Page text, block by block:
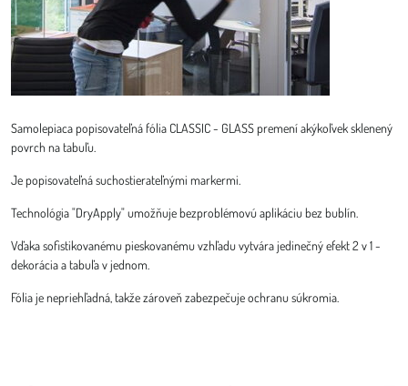
Samolepiaca popisovateľná fólia CLASSIC - GLASS premení akýkoľvek sklenený
povrch na tabuľu.
Je popisovateľná suchostierateľnými markermi.
Technológia "DryApply" umožňuje bezproblémovú aplikáciu bez bublín.
Vďaka sofistikovanému pieskovanému vzhľadu vytvára jedinečný efekt 2 v 1 -
dekorácia a tabuľa v jednom.
Fólia je nepriehľadná, takže zároveň zabezpečuje ochranu súkromia.